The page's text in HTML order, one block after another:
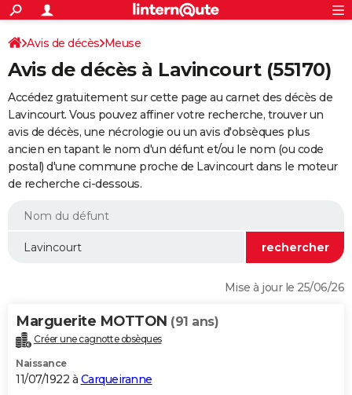
ACTUALITÉS
Politique
Société
Faits Divers
Education
Monde
Villes
+
SPORT
Coupe du monde 2026
Football
Tennis
Cyclisme
Rugby
Forum
Programme TV
TNTStreaming
Cinéma
Sorties cinéma
Musique
+
FINANCE
Retraite
Impôts
Epargne
Immobilier
Risques naturels par ville
Banque
Assurance
Crédit
AUTO
Essais
Réserver un essai
Citadines
Berlines
SUV
Forum auto
+
HIGH-TECH
BRICOLAGE
WEEK-END
Alimentation
Guide de la santé
Maladies
Médicaments
Sommeil
VOYAGE
Destinations
City break
Voyage nature
Voyage de noces
Forum
Climat
+PHOTO
Avis de décès Meuse
Avis de décès à Lavincourt (55170)
Accédez gratuitement sur cette page au carnet des décès de
Lavincourt. Vous pouvez affiner votre recherche, trouver un
avis de décès, une nécrologie ou un avis d'obsèques plus
ancien en tapant le nom d'un défunt et/ou le nom (ou code
postal) d'une commune proche de Lavincourt dans le moteur
de recherche ci-dessous.
Mise à jour le 25/06/26
Marguerite MOTTON (91 ans)
Créer une cagnotte obsèques
Naissance
11/07/1922 à Carqueiranne